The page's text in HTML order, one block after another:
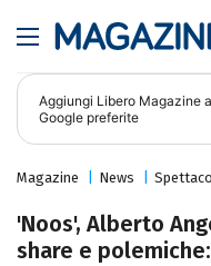
Aggiungi Libero Magazine
Google preferite
Magazine News
'Noos', Alberto
share e